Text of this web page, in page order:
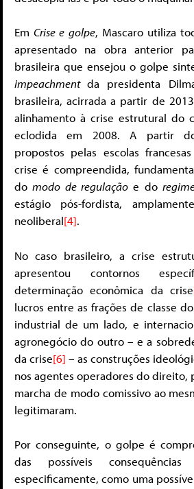
EmCrise e golpe, Mascaro utiliza
apresentado na obra anterior
brasileira que ensejou o golpe
impeachmentda presidenta
brasileira, acirrada a partir de
alinhamento à crise estrutural do
eclodida em 2008. A partir
propostos pelas escolas
crise é compreendida,
domodo de regulação e do
estágio pós-fordista,
neoliberal[4].
No caso brasileiro, a crise
apresentou contornos
determinação econômica da crise
lucros entre as frações de classe
industrial de um lado, e
agronegócio do outro – e a
da crise[6] – as construções
nos agentes operadores do direito,
marcha de modo comissivo ao
legitimaram.
Por conseguinte, o golpe é
das possíveis
especificamente, como uma